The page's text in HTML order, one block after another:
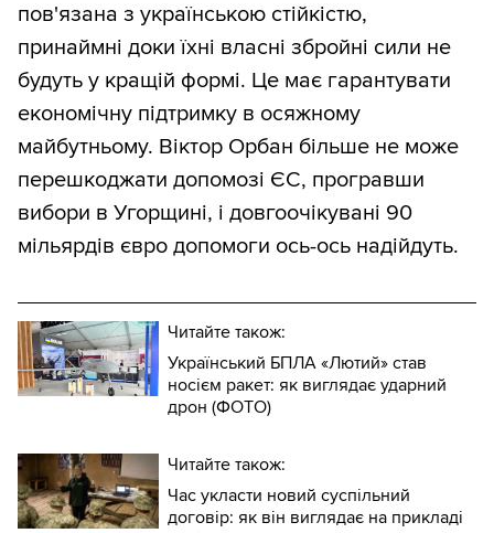
пов'язана з українською стійкістю,
принаймні доки їхні власні збройні сили не
будуть у кращій формі. Це має гарантувати
економічну підтримку в осяжному
майбутньому. Віктор Орбан більше не може
перешкоджати допомозі ЄС, програвши
вибори в Угорщині, і довгоочікувані 90
мільярдів євро допомоги ось-ось надійдуть.
Читайте також:
Український БПЛА «Лютий» став
носієм ракет: як виглядає ударний
дрон (ФОТО)
Читайте також:
Час укласти новий суспільний
договір: як він виглядає на прикладі